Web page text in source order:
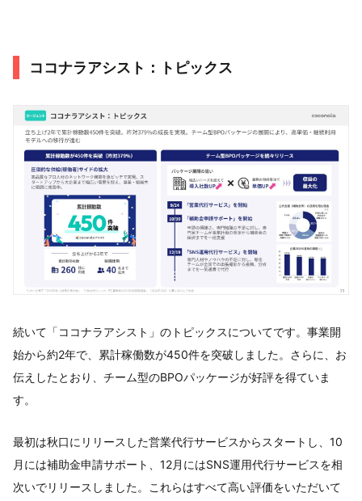
ココナラアシスト：トピックス
続いて「ココナラアシスト」のトピックスについてです。事業開
始から約2年で、累計稼働数が450件を突破しました。さらに、お
伝えしたとおり、チーム型のBPOパッケージが好評を得ていま
す。
最初は秋口にリリースした営業代行サービスからスタートし、10
月には補助金申請サポート、12月にはSNS運用代行サービスを相
次いでリリースしました。これらはすべて高い評価をいただいて